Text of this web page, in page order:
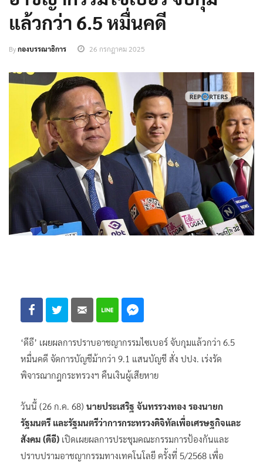
แล้วกว่า 6.5 หมื่นคดี
Byกองบรรณาธิการ 26 กรกฎาคม 2025
‘ดีอี’ เผยผลการปราบอาชญากรรมไซเบอร์ จับกุมแล้วกว่า 6.5
หมื่นคดี จัดการบัญชีม้ากว่า 9.1 แสนบัญชี สั่ง ปปง. เร่งรัด
พิจารณากฎกระทรวงฯ คืนเงินผู้เสียหาย
วันนี้ (26 ก.ค. 68) นายประเสริฐ จันทรรวงทอง รองนายก
รัฐมนตรี และรัฐมนตรีว่าการกระทรวงดิจิทัลเพื่อเศรษฐกิจและ
สังคม (ดีอี) เปิดเผยผลการประชุมคณะกรรมการป้องกันและ
ปราบปรามอาชญากรรมทางเทคโนโลยี ครั้งที่ 5/2568 เพื่อ